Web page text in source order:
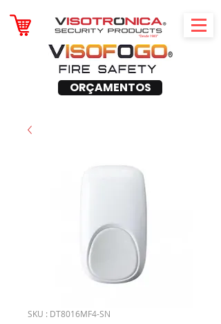
ORÇAMENTOS
SKU : DT8016MF4-SN